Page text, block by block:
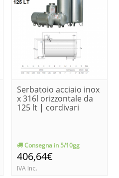
Serbatoio acciaio inox
x 316l orizzontale da
125 lt | cordivari
Consegna in 5/10gg
406,64€
IVA Inc.